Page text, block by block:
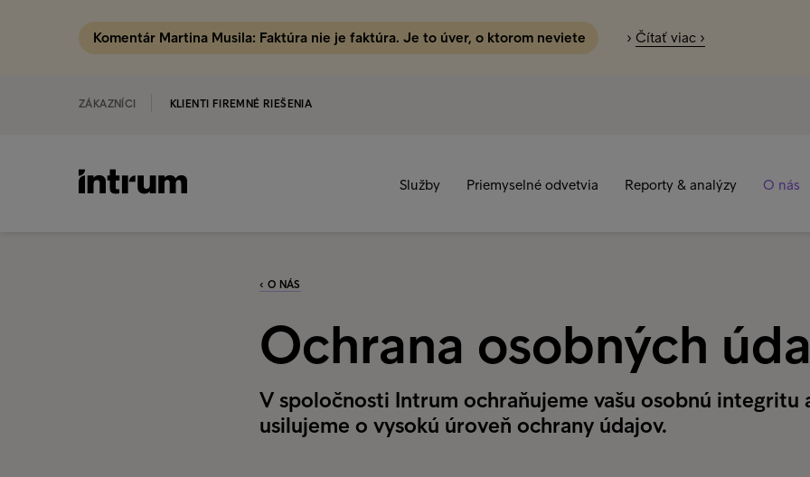
Komentár Martina Musila: Faktúra nie je faktúra. Je to úver, o ktorom neviete › Čítať viac ›
ZÁKAZNÍCI KLIENTI FIREMNÉ RIEŠENIA
Služby Priemyselné odvetvia Reporty & analýzy O nás
‹ O NÁS
Ochrana osobných
V spoločnosti Intrum ochraňujeme vašu osobnú integritu
usilujeme o vysokú úroveň ochrany údajov.